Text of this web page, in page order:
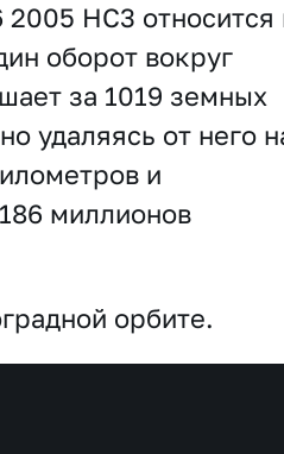
HC3 относится
оборот вокруг
за 1019 земных
удаляясь от него
и
миллионов
орбите.